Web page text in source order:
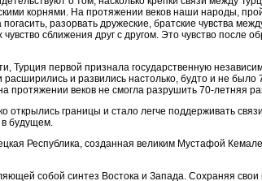
корнями. На протяжении веков наши народы,
разорвать дружеские, братские чувства
сближения друг с другом. Это чувство
Турция первой признала государственную
и развились настолько, будто и не было
протяжении веков не смогла разрушить 70-летняя
открылись границы и стало легче поддерживать
будущем.
Республика, созданная великим Мустафой
собой синтез Востока и Запада. Сохраняя